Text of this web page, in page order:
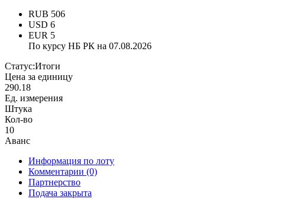
RUB 506
USD 6
EUR 5
По курсу НБ РК на 07.08.2026
Статус:Итоги
Цена за единицу
290.18
Ед. измерения
Штука
Кол-во
10
Аванс
Информация по лоту
Комментарии (0)
Партнерство
Подача закрыта